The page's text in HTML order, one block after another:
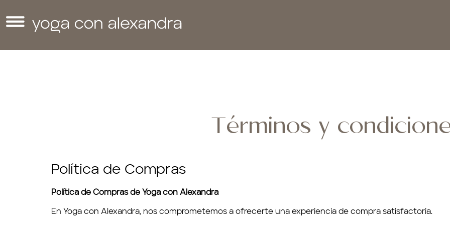
Términos y
Política de Compras
Política de Compras de Yoga con Alexandra
En Yoga con Alexandra, nos comprometemos a ofrecerte una experiencia de compra satisfactoria.